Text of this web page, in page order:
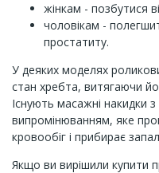
жінкам - позбутися
чоловікам -
простатиту.
У деяких моделях
стан хребта, витягаючи
Існують масажні накидки
випромінюванням, яке
кровообіг і прибирає
Якщо ви вирішили купити